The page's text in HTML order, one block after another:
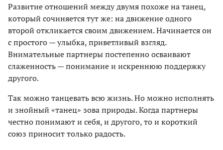
Развитие отношений между двумя похоже на танец,
который сочиняется тут же: на движение одного
второй откликается своим движением. Начинается он
с простого — улыбка, приветливый взгляд.
Внимательные партнеры постепенно осваивают
слаженность — понимание и искреннюю поддержку
другого.
Так можно танцевать всю жизнь. Но можно исполнять
и знойный «танец» зова природы. Когда парт­неры
честно понимают и себя, и другого, то и короткий
союз приносит только радость.